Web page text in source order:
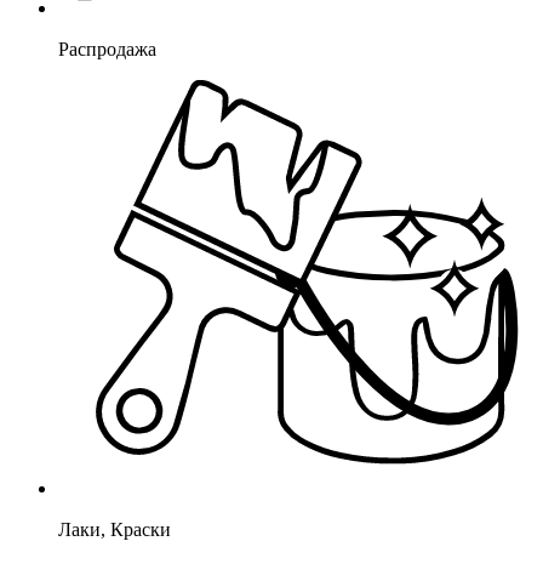
Распродажа
Лаки, Краски